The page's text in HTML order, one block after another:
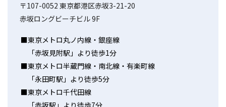
〒107-0052 東京都港区赤坂3-21-20
赤坂ロングビーチビル 9F
東京メトロ丸ノ内線・銀座線
「赤坂見附駅」より徒歩1分
東京メトロ半蔵門線・南北線・有楽町線
「永田町駅」より徒歩5分
東京メトロ千代田線